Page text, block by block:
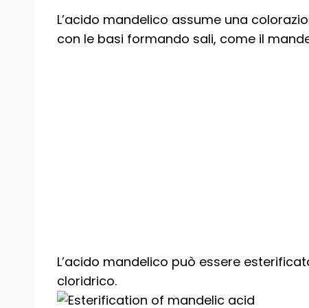
L’acido mandelico assume una
con le basi formando sali, come il
L’acido mandelico può essere
cloridrico.